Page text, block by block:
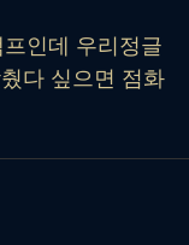
인데 우리정글
다 싶으면 점화